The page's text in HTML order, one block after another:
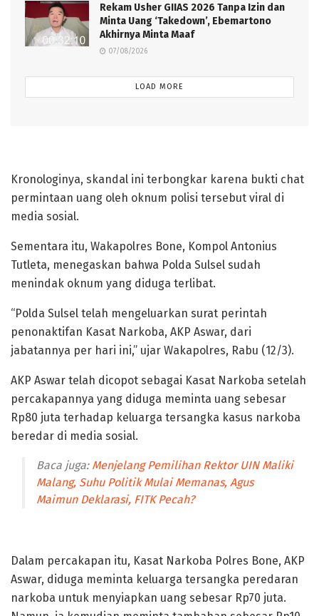
Rekam Usher GIIAS 2026 Tanpa Izin dan
Minta Uang ‘Takedown’, Ebemartono
Akhirnya Minta Maaf
07/08/2026
LOAD MORE
Kronologinya, skandal ini terbongkar karena bukti chat
permintaan uang oleh oknum polisi tersebut viral di
media sosial.
Sementara itu, Wakapolres Bone, Kompol Antonius
Tutleta, menegaskan bahwa Polda Sulsel sudah
menindak oknum yang diduga terlibat.
“Polda Sulsel telah mengeluarkan surat perintah
penonaktifan Kasat Narkoba, AKP Aswar, dari
jabatannya per hari ini,” ujar Wakapolres, Rabu (12/3).
AKP Aswar telah dicopot sebagai Kasat Narkoba setelah
percakapannya yang diduga meminta uang sebesar
Rp80 juta terhadap keluarga tersangka kasus narkoba
beredar di media sosial.
Baca juga: Menjelang Pemilihan Rektor UIN Maliki
Malang, Suhu Politik Mulai Memanas, Agus
Maimun Deklarasi, FITK Pecah?
Dalam percakapan itu, Kasat Narkoba Polres Bone, AKP
Aswar, diduga meminta keluarga tersangka peredaran
narkoba untuk menyiapkan uang sebesar Rp70 juta.